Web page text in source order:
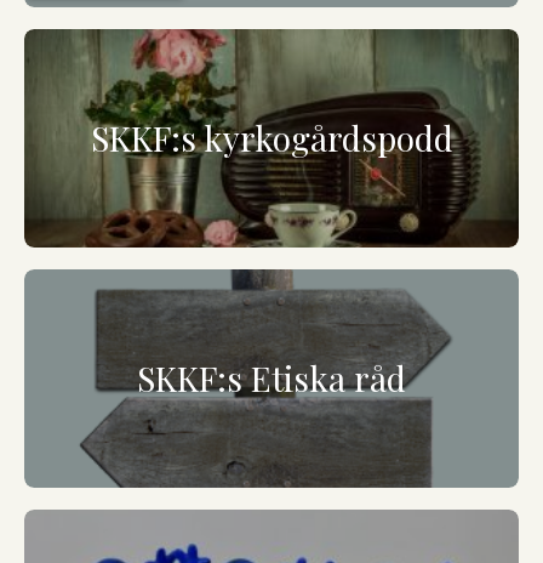
SKKF:s kyrkogårdspodd
SKKF:s Etiska råd